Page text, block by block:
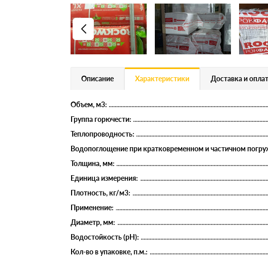
Описание Характеристики Доставка и
Объем, м3:
Группа горючести:
Теплопроводность:
Водопоглощение при кратковременном и частичном
Толщина, мм:
Единица измерения:
Плотность, кг/м3:
Применение:
Диаметр, мм:
Водостойкость (рН):
Кол-во в упаковке, п.м.: